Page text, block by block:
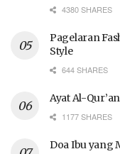
4380 SHARES
Pagelaran
Style
644 SHARES
Ayat Al-
1177 SHARES
Doa Ibu yang